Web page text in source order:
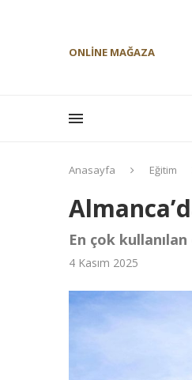
ONLINE MAĞAZA
Anasayfa Eğitim
En çok
4 Kasım 2025